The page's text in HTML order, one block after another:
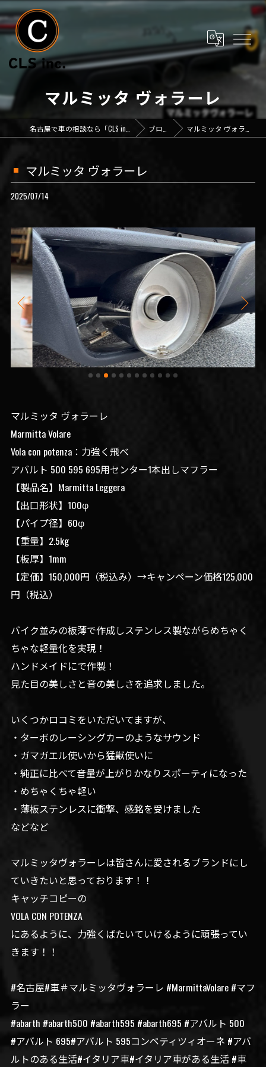
マルミッタ ヴォラーレ
ブログ マルミッタ ヴォラーレ
マルミッタ ヴォラーレ
2025/07/14
マルミッタ ヴォラーレ
Marmitta Volare
Vola con potenza：力強く飛べ
アバルト 500 595 695用センター1本出しマフラー
【製品名】Marmitta Leggera
【出口形状】100φ
【パイプ径】60φ
【重量】2.5kg
【板厚】1mm
【定価】150,000円（税込み）→キャンペーン価格125,000
円（税込）
バイク並みの板薄で作成しステンレス製ながらめちゃく
ちゃな軽量化を実現！
ハンドメイドにで作製！
見た目の美しさと音の美しさを追求しました。
いくつかロコミをいただいてますが、
・ターボのレーシングカーのようなサウンド
・ガマガエル使いから猛獣使いに
・純正に比べて音量が上がりかなりスポーティになった
・めちゃくちゃ軽い
・薄板ステンレスに衝撃、感銘を受けました
などなど
マルミッタヴォラーレは皆さんに愛されるブランドにし
ていきたいと思っております！！
キャッチコピーの
VOLA CON POTENZA
にあるように、力強くばたいていけるように頑張ってい
きます！！
#名古屋#車＃マルミッタヴォラーレ #MarmittaVolare #マフ
ラー
#abarth #abarth500 #abarth595 #abarth695 #アバルト 500
#アバルト 695#アバルト 595コンペティツィオーネ #アバ
ルトのある生活#イタリア車#イタリア車がある生活 #車